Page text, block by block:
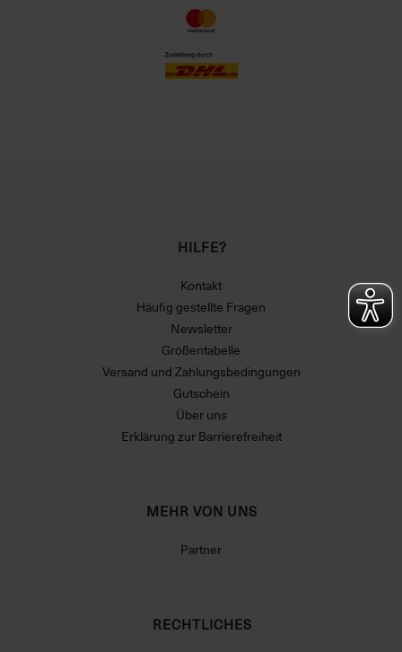
HILFE?
Kontakt
Häufig gestellte Fragen
Newsletter
Größentabelle
Versand und Zahlungsbedingungen
Gutschein
Über uns
Erklärung zur Barrierefreiheit
MEHR VON UNS
Partner
RECHTLICHES